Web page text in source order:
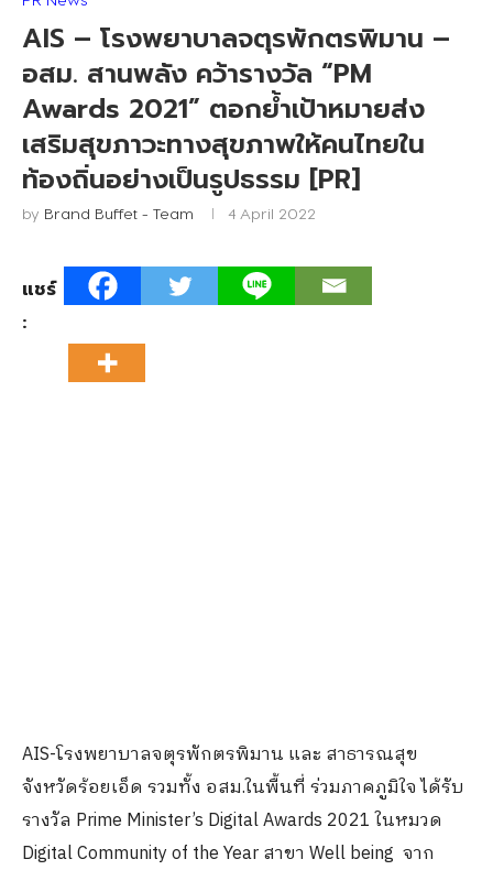
AIS – โรงพยาบาลจตุรพักตรพิมาน –
อสม. สานพลัง คว้ารางวัล “PM
Awards 2021” ตอกย้ำเป้าหมายส่ง
เสริมสุขภาวะทางสุขภาพให้คนไทยใน
ท้องถิ่นอย่างเป็นรูปธรรม [PR]
by Brand Buffet - Team 4 April 2022
แชร์
:
AIS-โรงพยาบาลจตุรพักตรพิมาน และ สาธารณสุข
จังหวัดร้อยเอ็ด รวมทั้ง อสม.ในพื้นที่ ร่วมภาคภูมิใจ ได้รับ
รางวัล Prime Minister’s Digital Awards 2021 ในหมวด
Digital Community of the Year สาขา Well being จาก